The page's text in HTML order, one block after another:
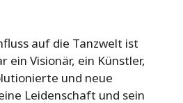
auf die Tanzwelt ist
ein Visionär, ein Künstler,
und neue
Leidenschaft und sein